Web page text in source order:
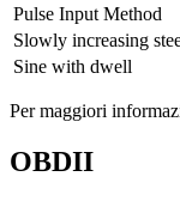
Pulse Input Method
Slowly increasing
Sine with dwell
Per maggiori
OBDII